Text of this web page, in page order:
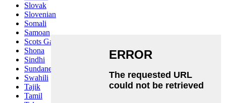
Slovak
Slovenian
Somali
Samoan
Scots Gaelic
Shona
Sindhi
Sundanese
Swahili
Tajik
Tamil